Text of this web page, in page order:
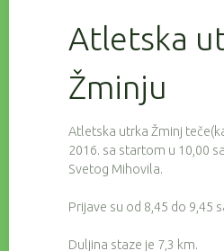
Atletska
Žminju
Atletska utrka Žminj
2016. sa startom u 10,00
Svetog Mihovila.
Prijave su od 8,45 do 9,45
Duljina staze je 7,3 km.